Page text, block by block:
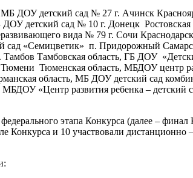
ДОУ детский сад № 27 г. Ачинск
сад № 10 г. Донецк Ростовская
вида № 79 г. Сочи
сад «Семицветик» п. Придорожный
Тамбов Тамбовская область, ГБ ДОУ
Тюменская область, МБДОУ центр
область, МБ ДОУ детский сад
«Центр развития ребенка –
этапа Конкурса (далее –
и 10 участвовали дистанционно